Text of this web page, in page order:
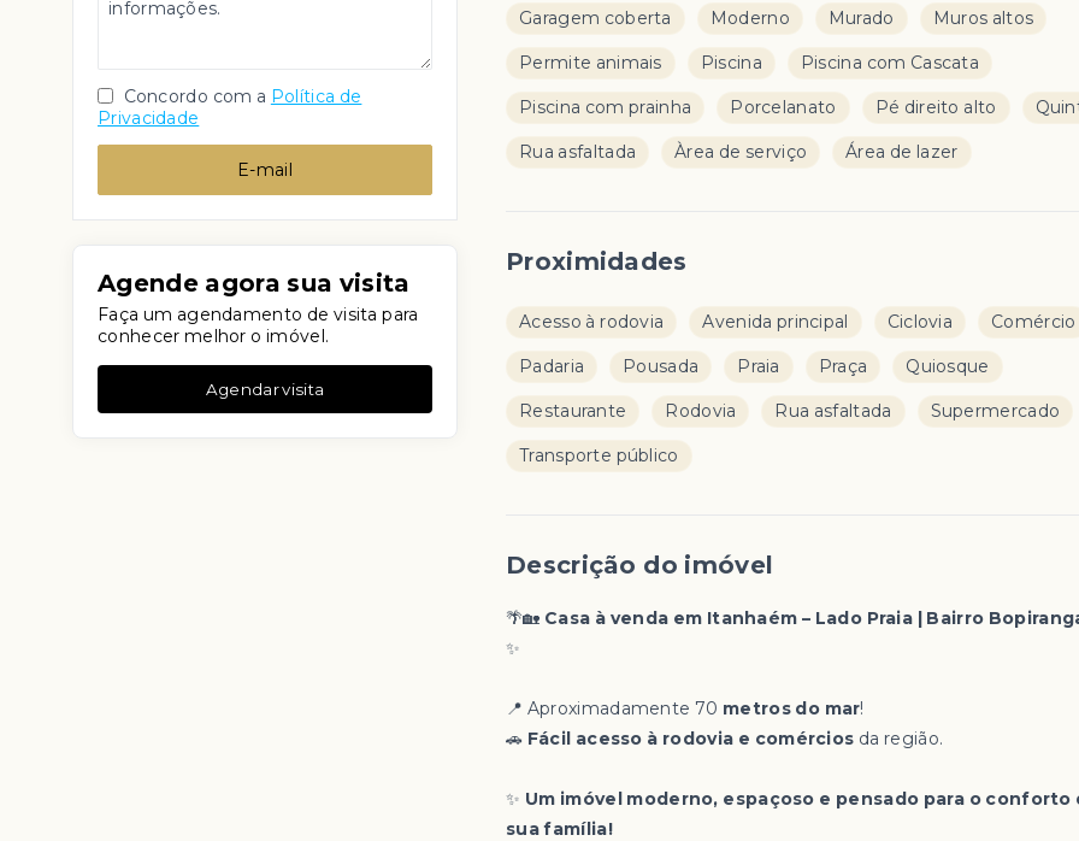
Concordo com a Política de
Privacidade
E-mail
Agende agora sua visita
Faça um agendamento de visita para
conhecer melhor o imóvel.
Agendar visita
Garagem coberta Moderno Murado Muros altos
Permite animais Piscina Piscina com Cascata
Piscina com prainha Porcelanato Pé direito alto
Rua asfaltada Àrea de serviço Área de lazer
Proximidades
Acesso à rodovia Avenida principal Ciclovia Comércio
Padaria Pousada Praia Praça Quiosque
Restaurante Rodovia Rua asfaltada Supermercado
Transporte público
Descrição do imóvel
🌴🏡 Casa à venda em Itanhaém – Lado Praia | Bairro
✨
📍 Aproximadamente 70 metros do mar!
🚗 Fácil acesso à rodovia e comércios da região.
✨ Um imóvel moderno, espaçoso e pensado para o conforto
sua família!